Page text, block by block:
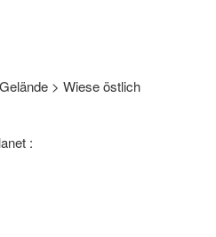
> Wiese östlich
: